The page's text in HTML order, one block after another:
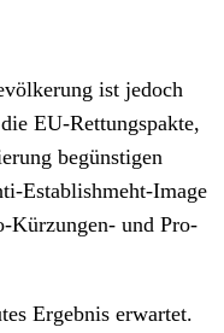
ist jedoch
EU-Rettungspakte,
begünstigen
Establishmeht-Image
Kürzungen- und Pro-
Ergebnis erwartet.